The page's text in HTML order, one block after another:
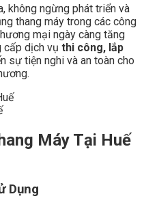
không ngừng phát triển và
thang máy trong các công
mại ngày càng tăng
cấp dịch vụ thi công, lắp
sự tiện nghi và an toàn cho
Máy Tại Huế
Dụng